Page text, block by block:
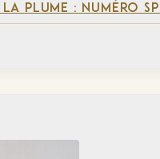
PLUME : NUMÉRO